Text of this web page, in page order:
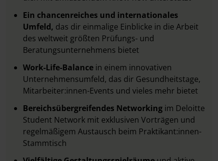
Ein chancenreiches und internationales
Umfeld, das dir einmalige Einblicke in die Arbeit
des weltweit größten Prüfungs- und
Beratungsunternehmens bietet
Work-Life-Balance in einem innovativen
Unternehmensumfeld, das dir Gesundheitstage,
Mitarbeiter:innen-Events und vieles mehr bietet
Bereichsübergreifendes Networking im Deloitte
Student Network mit exklusiven Vorträgen und
regelmäßigem Austausch beim Praktikant:innen-
Stammtisch